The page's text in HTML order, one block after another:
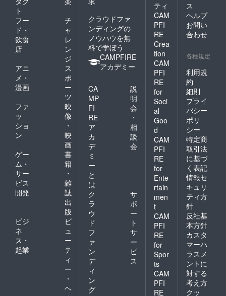
ト
フー
ド・
飲食
店
チ
ャ
レ
ン
ジ
アニ
メ・
漫画
ス
ポ
ー
ツ
ファ
ッ
ショ
ン
映
像
・
映
画
ゲー
ム・
サー
ビス
開発
書
籍
・
雑
誌
出
版
ビジ
ネ
ス・
起業
ビ
ュ
ー
テ
ィ
ー
・
ヘ
クラウドファ
ンディングの
ノウハウを無
料で学ぼう
CAMPFIRE
アカデミー
CA
MP
FI
RE
ア
カ
デ
ミ
ー
と
は
説
明
会
・
相
談
会
ク
ラ
ウ
ド
フ
ァ
ン
デ
ィ
ン
グ
サ
ポ
ー
ト
サ
ー
ビ
ス
ティ
CAM
PFI
RE
Crea
tion
CAM
PFI
RE
for
Soci
al
Goo
d
CAM
PFI
RE
for
Ente
rtain
men
t
CAM
PFI
RE
for
Spor
ts
CAM
PFI
RE
ス
ヘルプ
お問い
合わせ
各種規定
利用規
約
細則
プライ
バシー
ポリ
シー
特定商
取引法
に基づ
く表記
情報セ
キュリ
ティ方
針
反社基
本方針
カスタ
マーハ
ラスメ
ントに
対する
考え方
クッ